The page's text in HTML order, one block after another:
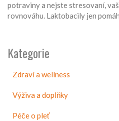
potraviny a nejste stresovaní,
rovnováhu. Laktobacily jen
Kategorie
Zdraví a wellness
Výživa a doplňky
Péče o pleť